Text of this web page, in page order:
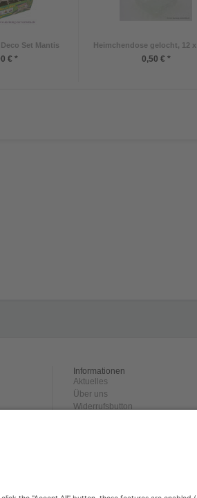
Set Mantis
€ *
Heimchendose gelocht, 12 x
0,50 € *
Informationen
Aktuelles
Über uns
Widerrufsbutton